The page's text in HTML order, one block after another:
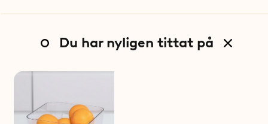
Du har nyligen tittat på